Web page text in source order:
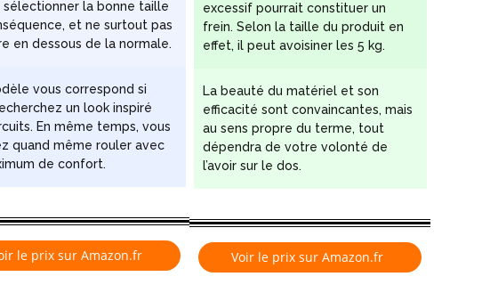
la bonne taille
et ne surtout pas
en dessous de la normale.
vous correspond si
un look inspiré
En même temps, vous
quand même rouler avec
de confort.
le prix sur Amazon.fr
excessif pourrait constituer un
frein. Selon la taille du produit en
effet, il peut avoisiner les 5 kg.
La beauté du matériel et son
efficacité sont convaincantes, mais
au sens propre du terme, tout
dépendra de votre volonté de
l’avoir sur le dos.
Voir le prix sur Amazon.fr